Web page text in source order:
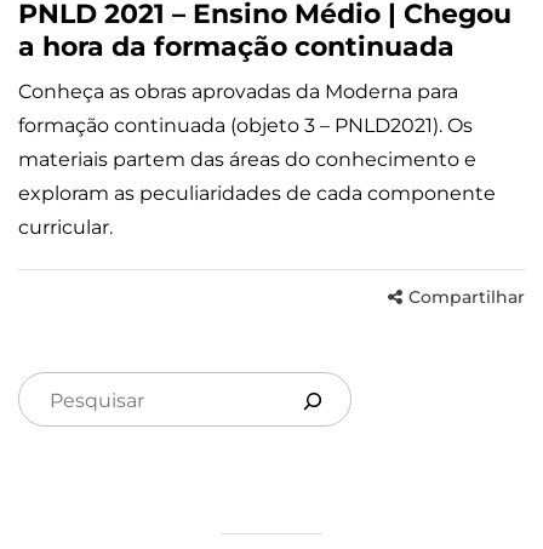
PNLD 2021 – Ensino Médio | Chegou
a hora da formação continuada
Conheça as obras aprovadas da Moderna para
formação continuada (objeto 3 – PNLD2021). Os
materiais partem das áreas do conhecimento e
exploram as peculiaridades de cada componente
curricular.
Compartilhar